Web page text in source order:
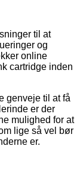
til at
og
online
cartridge inden
genveje til at få
er der
mulighed for at
lige så vel bør
er.